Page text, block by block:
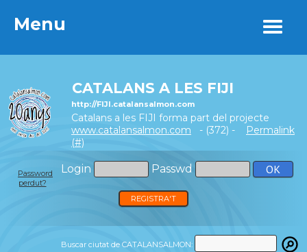
Menu
CATALANS A LES FIJI
http://FIJI.catalansalmon.com
Catalans a les FIJI forma part del projecte
www.catalansalmon.com - (372) -
Permalink
(#)
Login Passwd
Password
perdut?
REGISTRA'T
Buscar ciutat de CATALANSALMON:
Menu